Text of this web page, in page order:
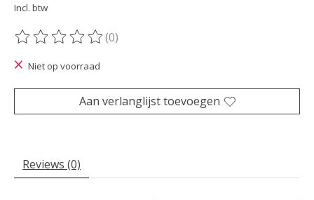
Incl. btw
De beoordeling van dit product is
(0)
Niet op voorraad
Aan verlanglijst toevoegen
Reviews (0)